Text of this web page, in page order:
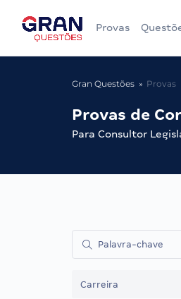
Provas
Gran Questões Provas
Provas de
Para Consultor
Carreira